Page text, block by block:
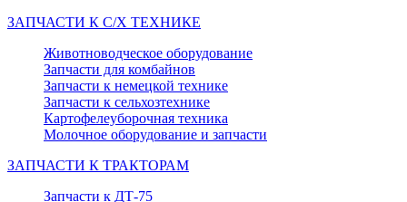
ЗАПЧАСТИ К С/Х ТЕХНИКЕ
Животноводческое оборудование
Запчасти для комбайнов
Запчасти к немецкой технике
Запчасти к сельхозтехнике
Картофелеуборочная техника
Молочное оборудование и запчасти
ЗАПЧАСТИ К ТРАКТОРАМ
Запчасти к ДТ-75